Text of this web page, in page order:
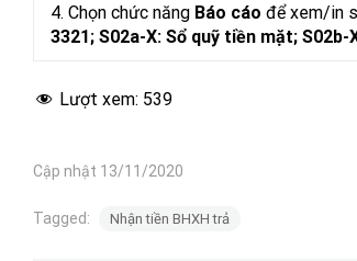
4. Chọn chức năng Báo cáo để xem/in
3321; S02a-X: Sổ quỹ tiền mặt;
Lượt xem: 539
Cập nhật 13/11/2020
Tagged: Nhận tiền BHXH trả